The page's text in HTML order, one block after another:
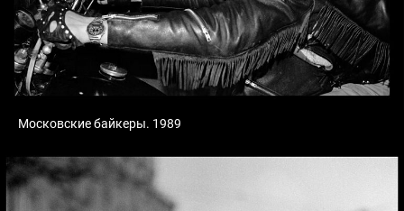
Московские байкеры. 1989